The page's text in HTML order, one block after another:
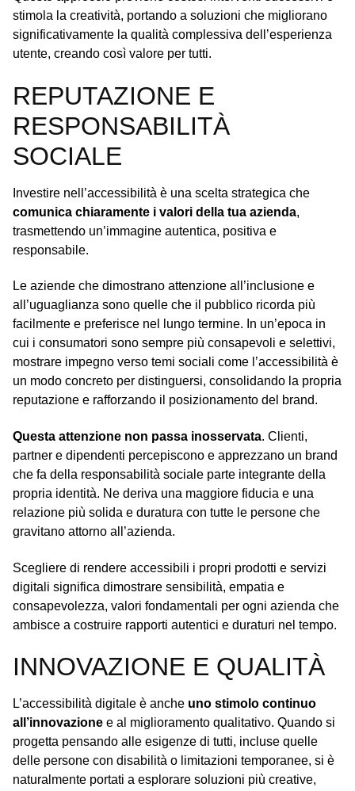
stimola la creatività, portando a soluzioni che migliorano
significativamente la qualità complessiva dell’esperienza
utente, creando così valore per tutti.
REPUTAZIONE E
RESPONSABILITÀ
SOCIALE
Investire nell’accessibilità è una scelta strategica che
comunica chiaramente i valori della tua azienda,
trasmettendo un’immagine autentica, positiva e
responsabile.
Le aziende che dimostrano attenzione all’inclusione e
all’uguaglianza sono quelle che il pubblico ricorda più
facilmente e preferisce nel lungo termine. In un’epoca in
cui i consumatori sono sempre più consapevoli e selettivi,
mostrare impegno verso temi sociali come l’accessibilità è
un modo concreto per distinguersi, consolidando la propria
reputazione e rafforzando il posizionamento del brand.
Questa attenzione non passa inosservata. Clienti,
partner e dipendenti percepiscono e apprezzano un brand
che fa della responsabilità sociale parte integrante della
propria identità. Ne deriva una maggiore fiducia e una
relazione più solida e duratura con tutte le persone che
gravitano attorno all’azienda.
Scegliere di rendere accessibili i propri prodotti e servizi
digitali significa dimostrare sensibilità, empatia e
consapevolezza, valori fondamentali per ogni azienda che
ambisce a costruire rapporti autentici e duraturi nel tempo.
INNOVAZIONE E QUALITÀ
L’accessibilità digitale è anche uno stimolo continuo
all’innovazione e al miglioramento qualitativo. Quando si
progetta pensando alle esigenze di tutti, incluse quelle
delle persone con disabilità o limitazioni temporanee, si è
naturalmente portati a esplorare soluzioni più creative,